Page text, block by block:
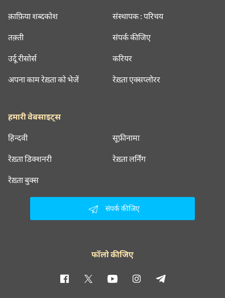
क़ाफ़िया शब्दकोश
तक़्ती
उर्दू रीसोर्स
अपना काम रेख़्ता को भेजें
संस्थापक : परिचय
संपर्क कीजिए
करियर
रेख़्ता एक्सप्लोरर
हमारी वेबसाइट्स
हिन्दवी सूफ़ीनामा
रेख़्ता डिक्शनरी रेख़्ता लर्निंग
रेख़्ता बुक्स
संपर्क कीजिए
फॉलो कीजिए